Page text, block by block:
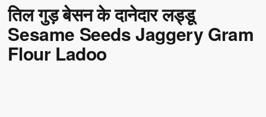
तिल गुड़ बेसन के दानेदार लड्डू
Sesame Seeds Jaggery Gram
Flour Ladoo